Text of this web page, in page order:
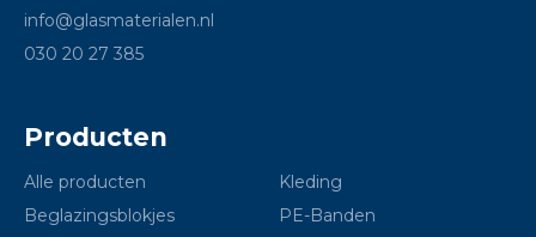
info@glasmaterialen.nl
030 20 27 385
Producten
Alle producten
Beglazingsblokjes
Kleding
PE-Banden